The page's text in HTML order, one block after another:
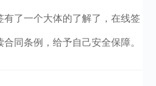
有了一个大体的了解了，在线签
同条例，给予自己安全保障。